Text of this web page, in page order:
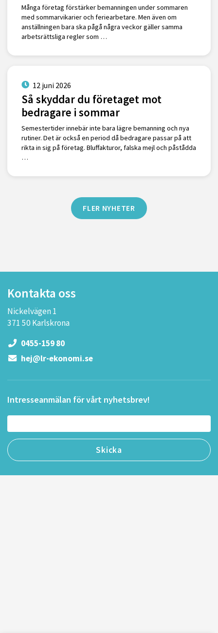
Många företag förstärker bemanningen under sommaren
med sommarvikarier och feriearbetare. Men även om
anställningen bara ska pågå några veckor gäller samma
arbetsrättsliga regler som …
12 juni 2026
Så skyddar du företaget mot
bedragare i sommar
Semestertider innebär inte bara lägre bemanning och nya
rutiner. Det är också en period då bedragare passar på att
rikta in sig på företag. Bluffakturor, falska mejl och påstådda
…
FLER NYHETER
Kontakta oss
Nickelvägen 1
371 50 Karlskrona
0455-159 80
hej@lr-ekonomi.se
Intresseanmälan för vårt nyhetsbrev!